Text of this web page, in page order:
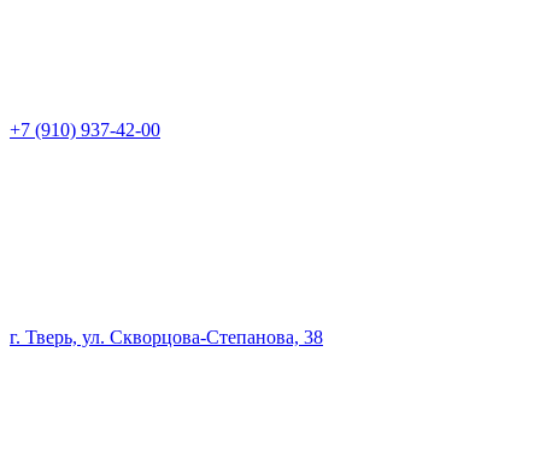
+7 (910) 937-42-00
г. Тверь, ул. Скворцова-Степанова, 38